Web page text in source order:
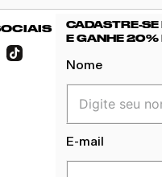
CADASTRE-
E GANHE 20%
Nome
E-mail